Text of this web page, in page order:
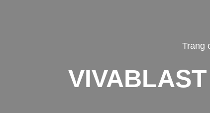
Trang